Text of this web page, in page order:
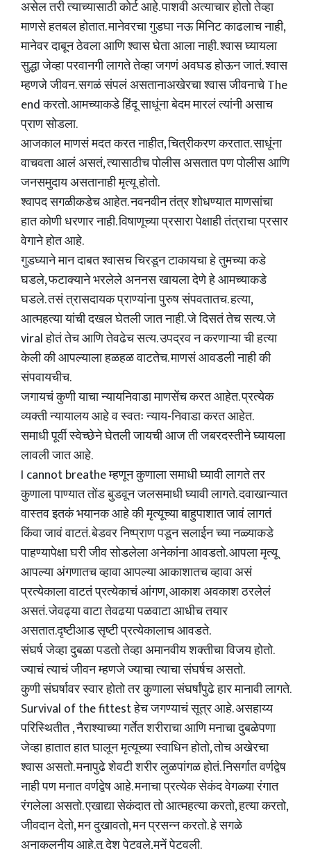
असेल तरी त्याच्यासाठी कोर्ट आहे. पाशवी अत्याचार होतो तेव्हा
माणसे हतबल होतात. मानेवरचा गुडघा नऊ मिनिट काढलाच नाही,
मानेवर दाबून ठेवला आणि श्वास घेता आला नाही. श्वास घ्यायला
सुद्धा जेव्हा परवानगी लागते तेव्हा जगणं अवघड होऊन जातं. श्वास
म्हणजे जीवन. सगळं संपलं असतानाअखेरचा श्वास जीवनाचे The
end करतो. आमच्याकडे हिंदू साधूंना बेदम मारलं त्यांनी असाच
प्राण सोडला.
आजकाल माणसं मदत करत नाहीत, चित्रीकरण करतात. साधूंना
वाचवता आलं असतं, त्यासाठीच पोलीस असतात पण पोलीस आणि
जनसमुदाय असतानाही मृत्यू होतो.
श्वापद सगळीकडेच आहेत. नवनवीन तंत्र शोधण्यात माणसांचा
हात कोणी धरणार नाही. विषाणूच्या प्रसारा पेक्षाही तंत्राचा प्रसार
वेगाने होत आहे.
गुडघ्याने मान दाबत श्वासच चिरडून टाकायचा हे तुमच्या कडे
घडले, फटाक्याने भरलेले अननस खायला देणे हे आमच्याकडे
घडले. तसं त्रासदायक प्राण्यांना पुरुष संपवतातच. हत्या,
आत्महत्या यांची दखल घेतली जात नाही. जे दिसतं तेच सत्य. जे
viral होतं तेच आणि तेवढेच सत्य. उपद्रव न करणाऱ्या ची हत्या
केली की आपल्याला हळहळ वाटतेच. माणसं आवडली नाही की
संपवायचीच.
जगायचं कुणी याचा न्यायनिवाडा माणसेंच करत आहेत. प्रत्येक
व्यक्ती न्यायालय आहे व स्वतः न्याय-निवाडा करत आहेत.
समाधी पूर्वी स्वेच्छेने घेतली जायची आज ती जबरदस्तीने घ्यायला
लावली जात आहे.
I cannot breathe म्हणून कुणाला समाधी घ्यावी लागते तर
कुणाला पाण्यात तोंड बुडवून जलसमाधी घ्यावी लागते. दवाखान्यात
वास्तव इतकं भयानक आहे की मृत्यूच्या बाहुपाशात जावं लागतं
किंवा जावं वाटतं. बेडवर निष्प्राण पडून सलाईन च्या नळ्याकडे
पाहण्यापेक्षा घरी जीव सोडलेला अनेकांना आवडतो. आपला मृत्यू
आपल्या अंगणातच व्हावा आपल्या आकाशातच व्हावा असं
प्रत्येकाला वाटतं प्रत्येकाचं आंगण, आकाश अवकाश ठरलेलं
असतं. जेवढ्या वाटा तेवढया पळवाटा आधीच तयार
असतात.दृष्टीआड सृष्टी प्रत्येकालाच आवडते.
संघर्ष जेव्हा दुबळा पडतो तेव्हा अमानवीय शक्तीचा विजय होतो.
ज्याचं त्याचं जीवन म्हणजे ज्याचा त्याचा संघर्षच असतो.
कुणी संघर्षावर स्वार होतो तर कुणाला संघर्षांपुढे हार मानावी लागते.
Survival of the fittest हेच जगण्याचं सूत्र आहे. असहाय्य
परिस्थितीत , नैराश्याच्या गर्तेत शरीराचा आणि मनाचा दुबळेपणा
जेव्हा हातात हात घालून मृत्यूच्या स्वाधिन होतो, तोच अखेरचा
श्वास असतो. मनापुढे शेवटी शरीर लुळपांगळ होतं. निसर्गात वर्णद्वेष
नाही पण मनात वर्णद्वेष आहे. मनाचा प्रत्येक सेकंद वेगळ्या रंगात
रंगलेला असतो. एखाद्या सेकंदात तो आत्महत्या करतो, हत्या करतो,
जीवदान देतो, मन दुखावतो, मन प्रसन्न करतो. हे सगळे